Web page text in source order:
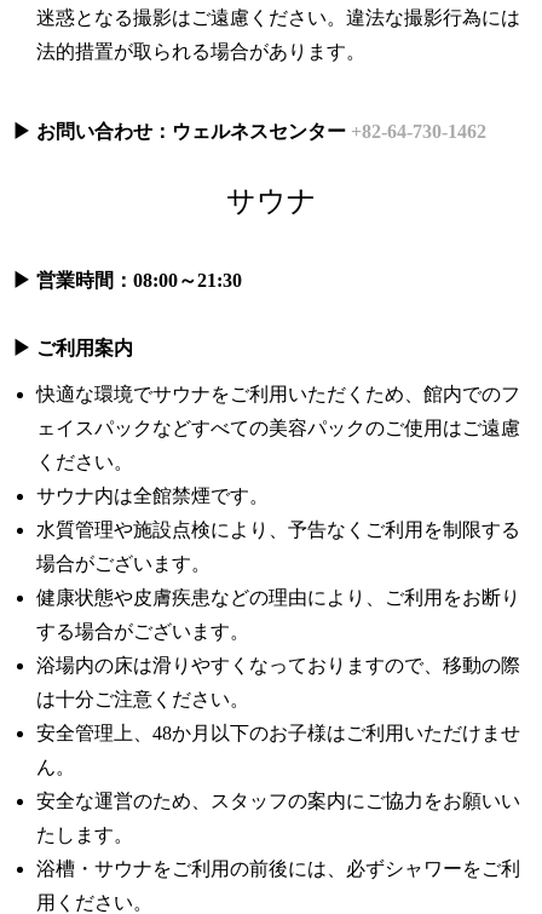
迷惑となる撮影はご遠慮ください。違法な撮影行為には
法的措置が取られる場合があります。
▶ お問い合わせ：ウェルネスセンター +82-64-730-1462
サウナ
▶ 営業時間：08:00～21:30
▶ ご利用案内
快適な環境でサウナをご利用いただくため、館内でのフ
ェイスパックなどすべての美容パックのご使用はご遠慮
ください。
サウナ内は全館禁煙です。
水質管理や施設点検により、予告なくご利用を制限する
場合がございます。
健康状態や皮膚疾患などの理由により、ご利用をお断り
する場合がございます。
浴場内の床は滑りやすくなっておりますので、移動の際
は十分ご注意ください。
安全管理上、48か月以下のお子様はご利用いただけませ
ん。
安全な運営のため、スタッフの案内にご協力をお願いい
たします。
浴槽・サウナをご利用の前後には、必ずシャワーをご利
用ください。